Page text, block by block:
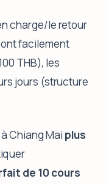
charge/le retour
facilement
THB), les
jours (structure
Chiang Mai plus
de 10 cours